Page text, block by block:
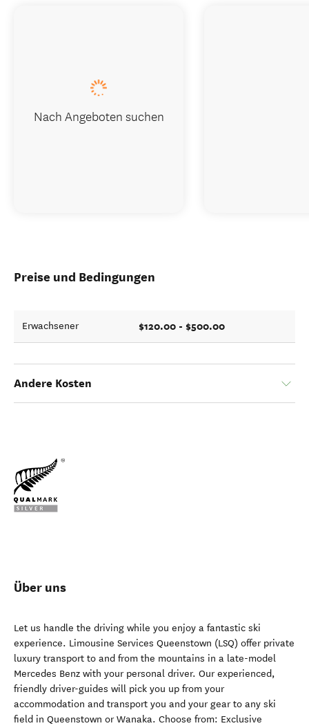
Preise und Bedingungen
Erwachsener $120.00 - $500.00
Andere Kosten
Über uns
Let us handle the driving while you enjoy a fantastic ski
experience. Limousine Services Queenstown (LSQ) offer private
luxury transport to and from the mountains in a late-model
Mercedes Benz with your personal driver. Our experienced,
friendly driver-guides will pick you up from your
accommodation and transport you and your gear to any ski
field in Queenstown or Wanaka. Choose from: Exclusive
Nach Angeboten suchen